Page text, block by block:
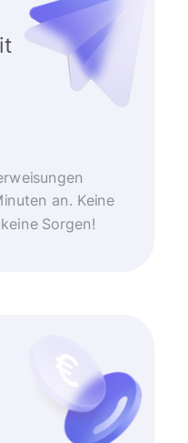
an. Keine
Sorgen!